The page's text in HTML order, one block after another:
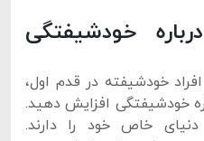
خودشیفتگی
افراد خودشیفته در قدم اول،
خودشیفتگی افزایش دهید.
دنیای خاص خود را دارند.